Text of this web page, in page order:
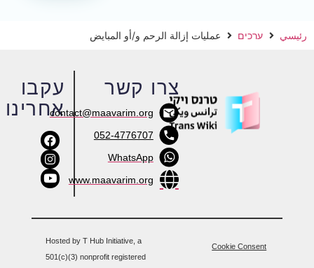
ערכים عمليات إزالة الرحم و/أو المبايض
עקבו
אחרינו
צרו קשר
contact@maavarim.org
052-4776707
WhatsApp
www.maavarim.org
Hosted by T Hub Initiative, a
501(c)(3) nonprofit registered
Cookie Consent